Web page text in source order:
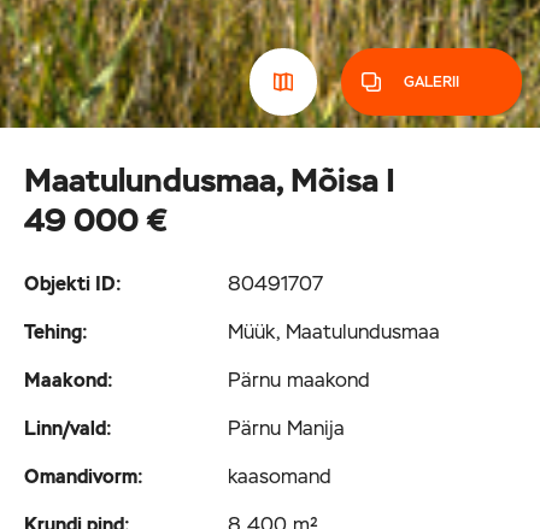
GALERII
Maatulundusmaa, Mõisa I
49 000 €
Objekti ID:
80491707
Tehing:
Müük, Maatulundusmaa
Maakond:
Pärnu maakond
Linn/vald:
Pärnu Manija
Omandivorm:
kaasomand